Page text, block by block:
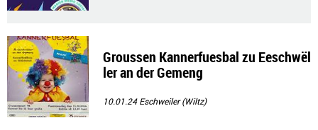
Groussen Kannerfuesbal zu Eeschwël
ler an der Gemeng
10.01.24Eschweiler (Wiltz)